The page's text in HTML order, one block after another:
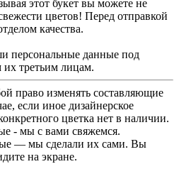
этот букет вы можете не
цветов! Перед отправкой
качества.
персональные данные под
третьим лицам.
право изменять составляющие
если иное дизайнерское
цветка нет в наличии.
- мы с вами свяжемся.
— мы сделали их сами. Вы
на экране.